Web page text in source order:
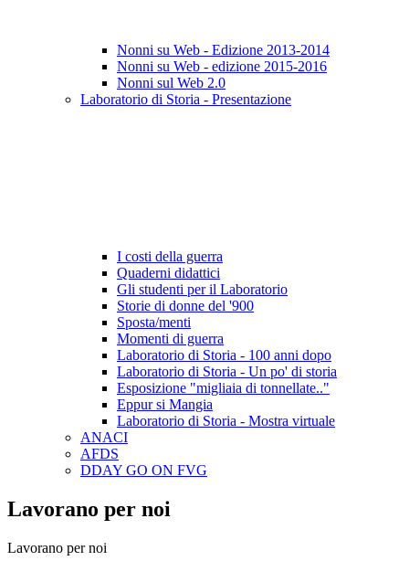
Nonni su Web - Edizione 2013-2014
Nonni su Web - edizione 2015-2016
Nonni sul Web 2.0
Laboratorio di Storia - Presentazione
I costi della guerra
Quaderni didattici
Gli studenti per il Laboratorio
Storie di donne del '900
Sposta/menti
Momenti di guerra
Laboratorio di Storia - 100 anni dopo
Laboratorio di Storia - Un po' di storia
Esposizione "migliaia di tonnellate.."
Eppur si Mangia
Laboratorio di Storia - Mostra virtuale
ANACI
AFDS
DDAY GO ON FVG
Lavorano per noi
Lavorano per noi